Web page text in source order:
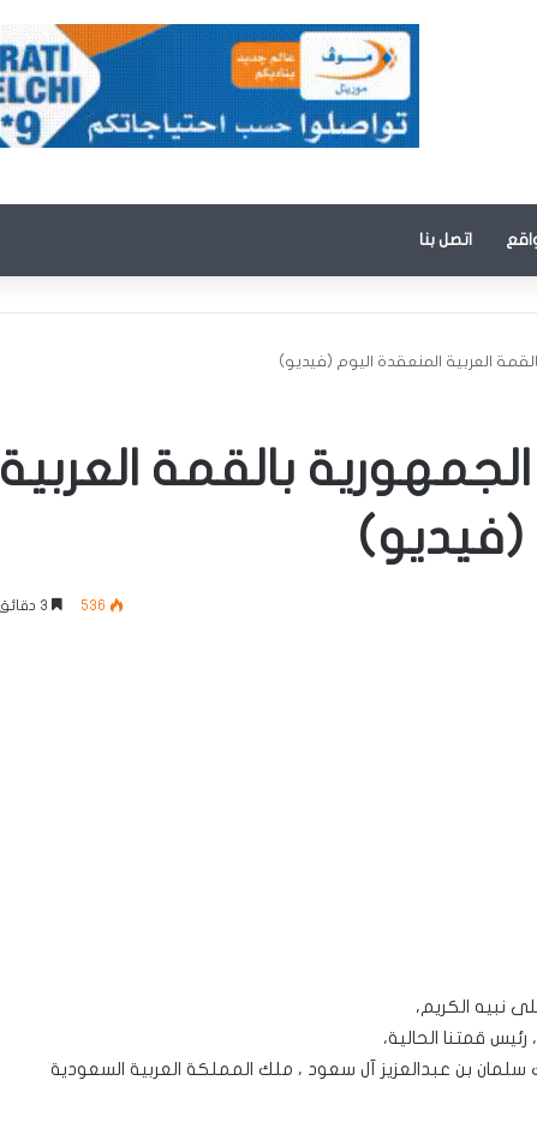
اتصل بنا
العربية المنعقدة اليوم (فيديو)
بالقمة العربية
(فيديو)
536
نبيه الكريم،
قمتنا الحالية،
سلمان بن عبدالعزيز آل سعود ، ملك المملكة العربية السعودية